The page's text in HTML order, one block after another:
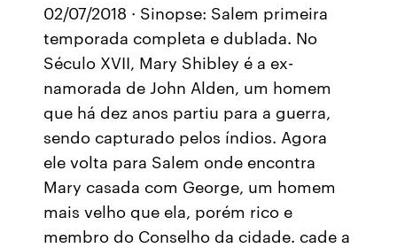
02/07/2018 · Sinopse: Salem primeira
temporada completa e dublada. No
Século XVII, Mary Shibley é a ex-
namorada de John Alden, um homem
que há dez anos partiu para a guerra,
sendo capturado pelos índios. Agora
ele volta para Salem onde encontra
Mary casada com George, um homem
mais velho que ela, porém rico e
membro do Conselho da cidade. cade a